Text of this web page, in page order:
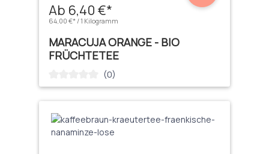
Ab 6,40 €*
64,00 €* / 1 Kilogramm
MARACUJA ORANGE - BIO
FRÜCHTETEE
Durchschnittliche Bewertung von 0 von 5 Sternen
(0)